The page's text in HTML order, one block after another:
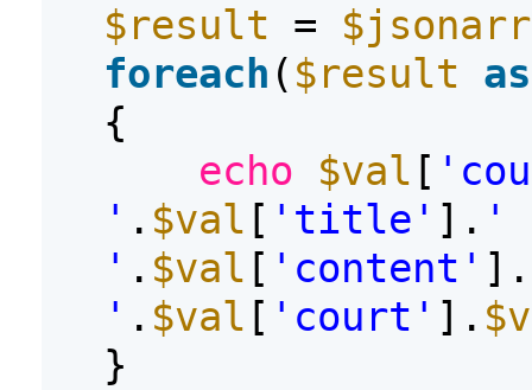
$result = $jsonarr
foreach ( $result as
{
echo $val [
' . $val [ 'title' ]. '
' . $val [ 'content' ].
' . $val [ 'court' ].
}